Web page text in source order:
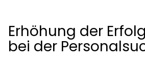
Erhöhung der
bei der